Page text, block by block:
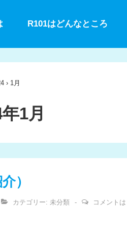
R101はどんなところ
› 1月
1月
）
カテゴリー: 未分類
コメントは